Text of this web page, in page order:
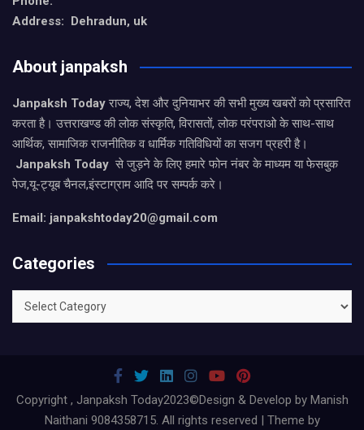
Address: Dehradun, uk
About janpaksh
Janpaksh Todayराज्य, देश और दुनियाभर की सभी मुख्य खबरों को प्रसारित
करता है। उत्तराखण्ड की लोक संस्कृति, विरासतों, लोक परंपराओ के साथ-साथ
आर्थिक, सामाजिक राजनीतिक व धार्मिक गतिविधियों का सजग प्रहरी है।
Janpaksh Today से जुड़ने के लिए हमारे फोन नंबर के माध्यम या फेसबुक
पेज,यू-ट्यूब चैनल,इंस्टाग्राम आदि पर सम्पर्क करे।
Email: janpakshtoday20@gmail.com
Categories
Categories
Copyright , Janpaksh Today2023©Design & Develop by Manish
Naithani 9084358715. All rights reserved | Theme by